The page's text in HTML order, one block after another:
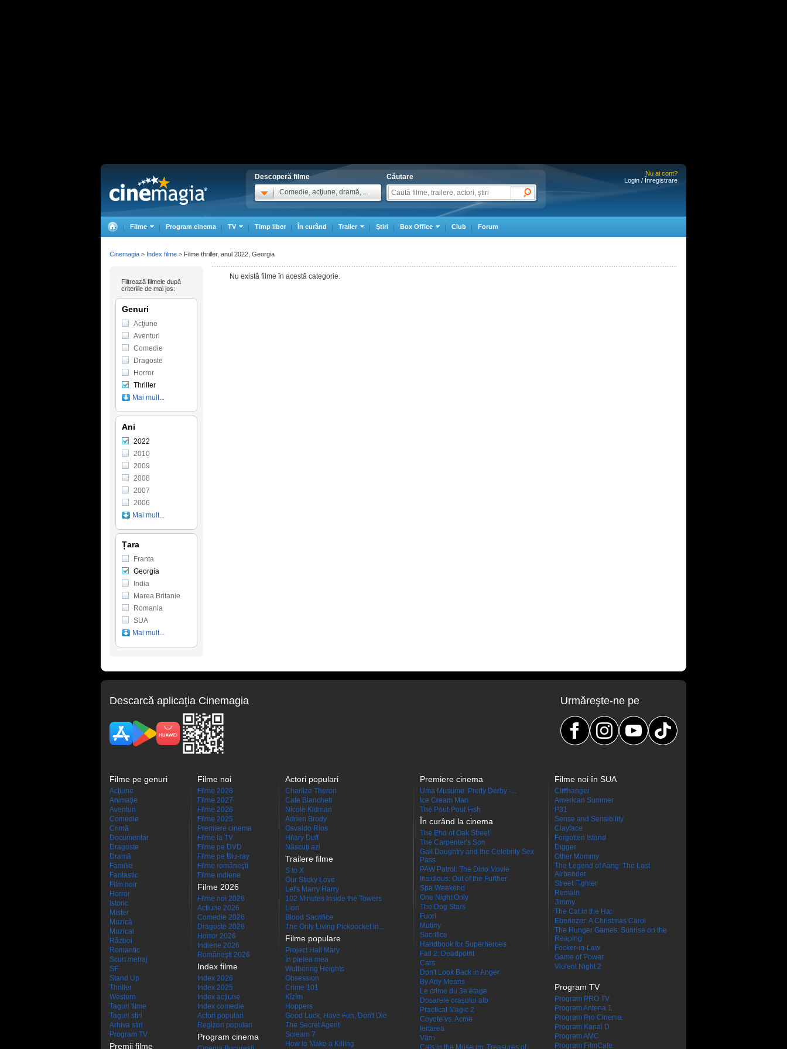
Descoperă filme
Comedie, acţiune, dramă, ...
Căutare
Nu ai cont?
Login / Înregistrare
Filme Program cinema TV Timp liber În curând Trailer Ştiri Box Office Club Forum
Nu există filme în acestă categorie.
Filtrează filmele după
criteriile de mai jos:
Genuri
Acţiune
Aventuri
Comedie
Dragoste
Horror
Thriller
Mai mult...
Ani
2022
2010
2009
2008
2007
2006
Mai mult...
Țara
Franta
Georgia
India
Marea Britanie
Romania
SUA
Mai mult...
Cinemagia > Index filme > Filme thriller, anul 2022, Georgia
Descarcă aplicaţia Cinemagia Urmăreşte-ne pe
Filme pe genuri
Acţiune
Animaţie
Aventuri
Comedie
Crimă
Documentar
Dragoste
Dramă
Familie
Fantastic
Film noir
Horror
Istoric
Mister
Muzică
Muzical
Război
Romantic
Scurt metraj
SF
Stand Up
Thriller
Western
Taguri filme
Taguri stiri
Arhiva stiri
Program TV
Premii filme
Filme noi
Filme 2028
Filme 2027
Filme 2026
Filme 2025
Premiere cinema
Filme la TV
Filme pe DVD
Filme pe Blu-ray
Filme româneşti
Filme indiene
Filme 2026
Filme noi 2026
Actiune 2026
Comedie 2026
Dragoste 2026
Horror 2026
Indiene 2026
Româneşti 2026
Index filme
Index 2026
Index 2025
Index acţiune
Index comedie
Actori populari
Regizori populari
Program cinema
Actori populari
Charlize Theron
Cate Blanchett
Nicole Kidman
Adrien Brody
Osvaldo Ríos
Hilary Duff
Născuţi azi
Trailere filme
S to X
Our Sticky Love
Let's Marry Harry
102 Minutes Inside the Towers
Lion
Blood Sacrifice
The Only Living Pickpocket in...
Filme populare
Project Hail Mary
În pielea mea
Wuthering Heights
Obsession
Crime 101
Kîzîm
Hoppers
Good Luck, Have Fun, Don't Die
The Secret Agent
Scream 7
How to Make a Killing
Premiere cinema
Uma Musume: Pretty Derby -...
Ice Cream Man
The Pout-Pout Fish
În curând la cinema
The End of Oak Street
The Carpenter's Son
Gail Daughtry and the Celebrity Sex
Pass
PAW Patrol: The Dino Movie
Insidious: Out of the Further
Spa Weekend
One Night Only
The Dog Stars
Fuori
Mutiny
Sacrifice
Handbook for Superheroes
Fall 2: Deadpoint
Cars
Don't Look Back in Anger
By Any Means
Le crime du 3e étage
Dosarele orașului alb
Practical Magic 2
Coyote vs. Acme
Iertarea
Värn
Cats in the Museum: Treasures of
Filme noi în SUA
Cliffhanger
American Summer
P31
Sense and Sensibility
Clayface
Forgotten Island
Digger
Other Mommy
The Legend of Aang: The Last
Airbender
Street Fighter
Remain
Jimmy
The Cat in the Hat
Ebenezer: A Christmas Carol
The Hunger Games: Sunrise on the
Reaping
Focker-in-Law
Game of Power
Violent Night 2
Program TV
Program PRO TV
Program Antena 1
Program Pro Cinema
Program Kanal D
Program AMC
Program FilmCafe